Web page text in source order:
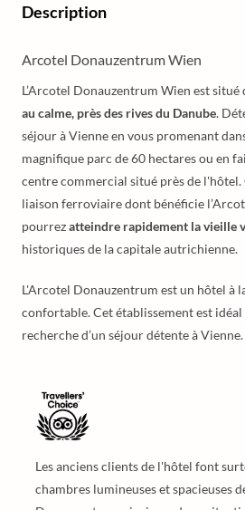
Description
Arcotel Donauzentrum Wien
L’Arcotel Donauzentrum Wien est situé
au calme, près des rives du Danube.
séjour à Vienne en vous promenant
magnifique parc de 60 hectares ou en
centre commercial situé près de l'hôtel.
liaison ferroviaire dont bénéficie
pourrezatteindre rapidement la vieille
historiques de la capitale autrichienne.
L'Arcotel Donauzentrum est un hôtel à
confortable. Cet établissement est idéal
recherche d’un séjour détente à Vienne.
Les anciens clients de l'hôtel font
chambres lumineuses et spacieuses